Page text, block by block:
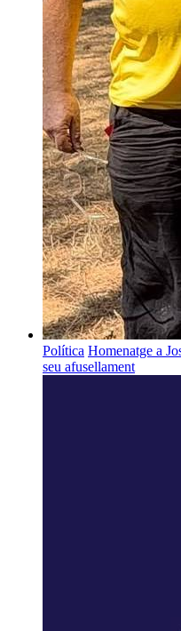
Política Homenatge a
seu afusellament